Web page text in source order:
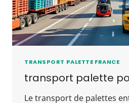
TRANSPORT PALETTE FRANCE
transport palette
Le transport de palettes